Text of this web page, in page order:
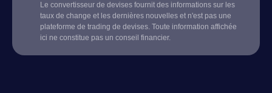
Le convertisseur de devises fournit des informations sur les
taux de change et les dernières nouvelles et n'est pas une
plateforme de trading de devises. Toute information affichée
ici ne constitue pas un conseil financier.